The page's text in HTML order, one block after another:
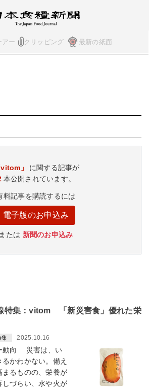
アー クリッピング 最新の紙面
vitom」
に関する記事が
本公開されています。
料記事を購読するには
電子版のお申込み
または 新聞のお申込み
特集：vitom 「新災害食」優れた栄
集 2025.10.16
動向 災害は、い
かわかない。備え
るものの、栄養が
づらい、水や火が